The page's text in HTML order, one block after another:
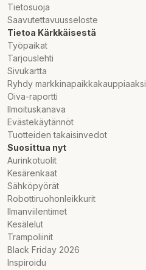
Tietosuoja
Saavutettavuusseloste
Tietoa Kärkkäisestä
Työpaikat
Tarjouslehti
Sivukartta
Ryhdy markkinapaikkakauppiaaksi
Oiva-raportti
Ilmoituskanava
Evästekäytännöt
Tuotteiden takaisinvedot
Suosittua nyt
Aurinkotuolit
Kesärenkaat
Sähköpyörät
Robottiruohonleikkurit
Ilmanviilentimet
Kesälelut
Trampoliinit
Black Friday 2026
Inspiroidu